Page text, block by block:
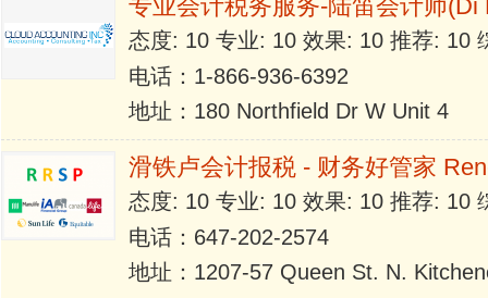
专业会计税务服务-陆笛会计师(Di
态度: 10 专业: 10 效果: 10 推荐: 10
电话：1-866-936-6392
地址：180 Northfield Dr W Unit 4
滑铁卢会计报税 - 财务好管家
态度: 10 专业: 10 效果: 10 推荐: 10
电话：647-202-2574
地址：1207-57 Queen St. N.